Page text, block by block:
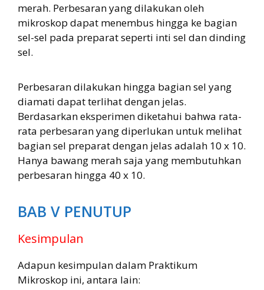
merah. Perbesaran yang dilakukan oleh
mikroskop dapat menembus hingga ke bagian
sel-sel pada preparat seperti inti sel dan dinding
sel.
Perbesaran dilakukan hingga bagian sel yang
diamati dapat terlihat dengan jelas.
Berdasarkan eksperimen diketahui bahwa rata-
rata perbesaran yang diperlukan untuk melihat
bagian sel preparat dengan jelas adalah 10 x 10.
Hanya bawang merah saja yang membutuhkan
perbesaran hingga 40 x 10.
BAB V PENUTUP
Kesimpulan
Adapun kesimpulan dalam Praktikum
Mikroskop ini, antara lain: